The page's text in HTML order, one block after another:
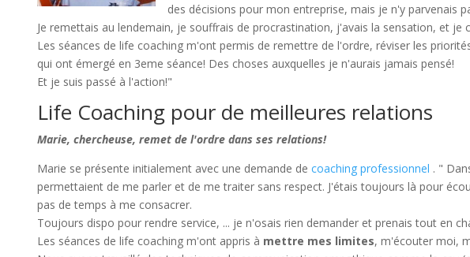
des décisions pour mon entreprise, mais je n'y parvenais
Je remettais au lendemain, je souffrais de procrastination, j'avais la sensation, et je
Les séances de life coaching m'ont permis de remettre de l'ordre, réviser les
qui ont émergé en 3eme séance! Des choses auxquelles je n'aurais jamais pensé!
Et je suis passé à l'action!"
Life Coaching pour de meilleures relations
Marie, chercheuse, remet de l'ordre dans ses relations!
Marie se présente initialement avec une demande de coaching professionnel . "
permettaient de me parler et de me traiter sans respect. J'étais toujours là pour
pas de temps à me consacrer.
Toujours dispo pour rendre service, ... je n'osais rien demander et prenais tout en
Les séances de life coaching m'ont appris à mettre mes limites, m'écouter moi,